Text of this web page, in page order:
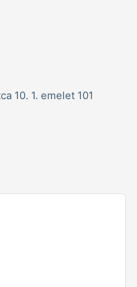
10. 1. emelet 101